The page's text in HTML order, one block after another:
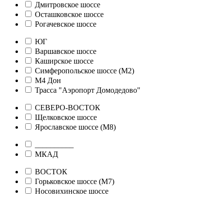
Дмитровское шоссе
Осташковское шоссе
Рогачевское шоссе
ЮГ
Варшавское шоссе
Каширское шоссе
Симферопольское шоссе (М2)
М4 Дон
Трасса "Аэропорт Домодедово"
СЕВЕРО-ВОСТОК
Щелковское шоссе
Ярославское шоссе (М8)
МКАД
ВОСТОК
Горьковское шоссе (М7)
Носовихинское шоссе